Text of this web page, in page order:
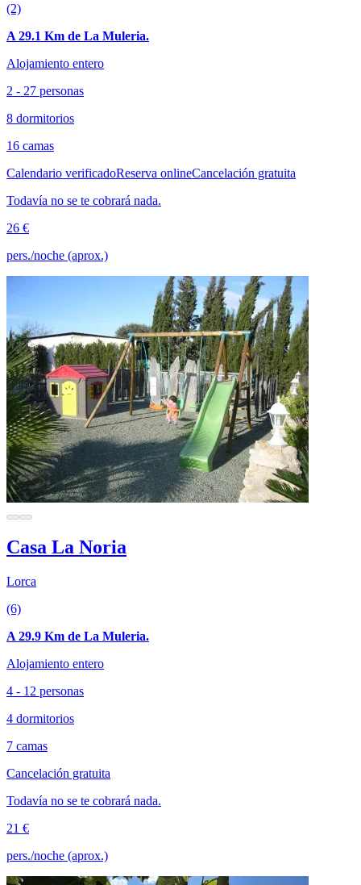
(2)
A 29.1 Km de La Muleria.
Alojamiento entero
2 - 27 personas
8 dormitorios
16 camas
Calendario verificadoReserva onlineCancelación gratuita
Todavía no se te cobrará nada.
26 €
pers./noche (aprox.)
Casa La Noria
Lorca
(6)
A 29.9 Km de La Muleria.
Alojamiento entero
4 - 12 personas
4 dormitorios
7 camas
Cancelación gratuita
Todavía no se te cobrará nada.
21 €
pers./noche (aprox.)